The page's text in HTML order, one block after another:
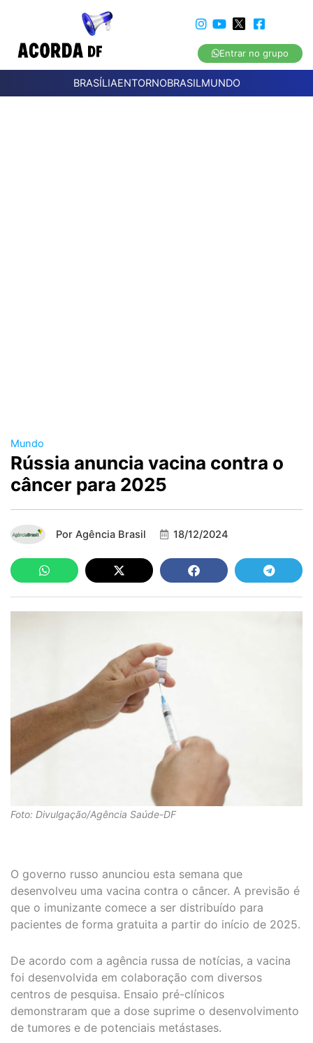
Entrar no grupo
BRASÍLIAENTORNOBRASILMUNDO
Mundo
Rússia anuncia vacina contra o
câncer para 2025
Por Agência Brasil 18/12/2024
Foto: Divulgação/Agência Saúde-DF
O governo russo anunciou esta semana que
desenvolveu uma vacina contra o câncer. A previsão é
que o imunizante comece a ser distribuído para
pacientes de forma gratuita a partir do início de 2025.
De acordo com a agência russa de notícias, a vacina
foi desenvolvida em colaboração com diversos
centros de pesquisa. Ensaio pré-clínicos
demonstraram que a dose suprime o desenvolvimento
de tumores e de potenciais metástases.